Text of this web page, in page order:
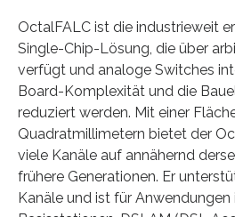
OctalFALC ist die industrieweit
Single-Chip-Lösung, die über
verfügt und analoge Switches
Board-Komplexität und die
reduziert werden. Mit einer
Quadratmillimetern bietet der
viele Kanäle auf annähernd
frühere Generationen. Er
Kanäle und ist für